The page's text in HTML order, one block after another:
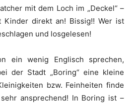
mit dem Loch im „Deckel“ –
direkt an! Bissig!! Wer ist
und losgelesen!
ein wenig Englisch sprechen,
der Stadt „Boring“ eine kleine
bzw. Feinheiten finde
ansprechend! In Boring ist –